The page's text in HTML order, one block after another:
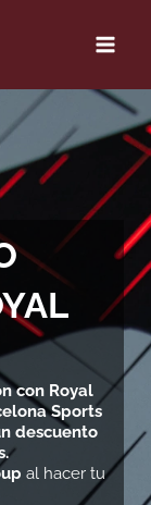
con Royal
Sports
descuento
al hacer tu